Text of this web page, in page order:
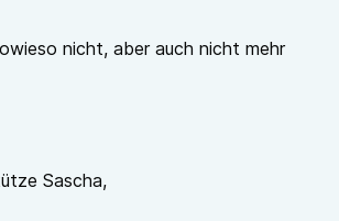
nicht, aber auch nicht mehr
Sascha,